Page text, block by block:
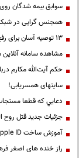
سوابق بیمه شدگان
همجنس گرایی در
13 توصیه آسان برای رفع بوی بد دهان
مشاهده سامانه آنلاين
حكم آيت‌الله مكارم
سایتهای همسریابی!
دعايي كه قطعا
جزئیات جدید قتل روح
آموزش ساخت Apple ID برای کاربران ایرانی
راز خنده های اصغر